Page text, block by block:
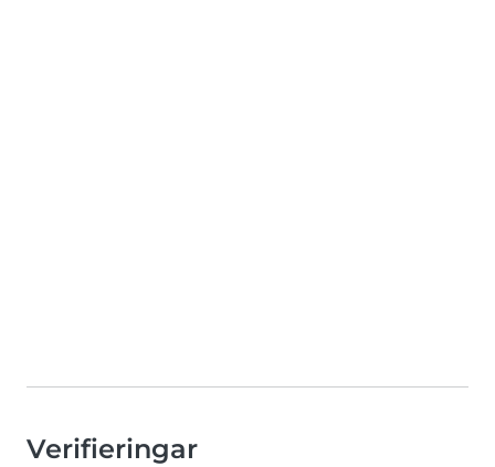
Verifieringar